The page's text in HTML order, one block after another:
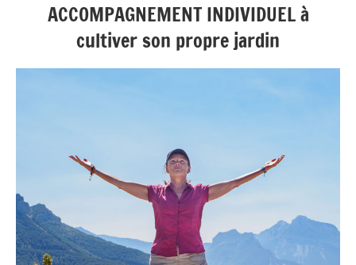
ACCOMPAGNEMENT INDIVIDUEL à
cultiver son propre jardin